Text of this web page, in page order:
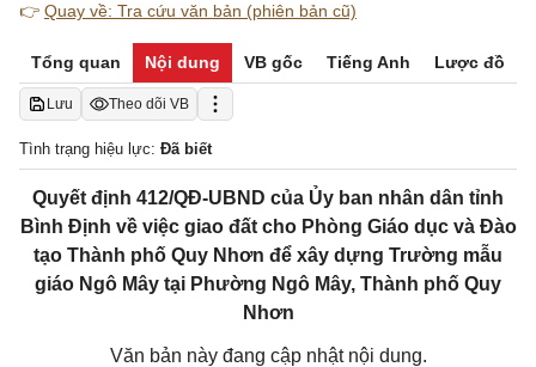
👉 Quay về: Tra cứu văn bản (phiên bản cũ)
Tổng quan Nội dung VB gốc Tiếng Anh Lược đồ
Lưu Theo dõi VB
Tình trạng hiệu lực: Đã biết
Quyết định 412/QĐ-UBND của Ủy ban nhân dân tỉnh
Bình Định về việc giao đất cho Phòng Giáo dục và Đào
tạo Thành phố Quy Nhơn để xây dựng Trường mẫu
giáo Ngô Mây tại Phường Ngô Mây, Thành phố Quy
Nhơn
Văn bản này đang cập nhật nội dung.